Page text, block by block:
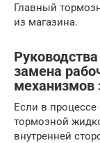
Главный
из магазина.
замена
механизмов
Если в процессе
тормозной
внутренней